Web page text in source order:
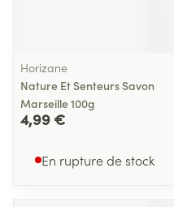
Horizane
Nature Et Senteurs Savon
Marseille 100g
4,99 €
En rupture de stock